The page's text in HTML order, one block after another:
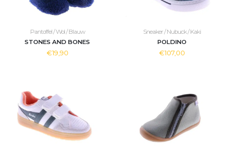
Pantoffel / Wol / Blauw
STONES AND BONES
€19,90
Sneaker / Nubuck / Kaki
POLDINO
€107,00